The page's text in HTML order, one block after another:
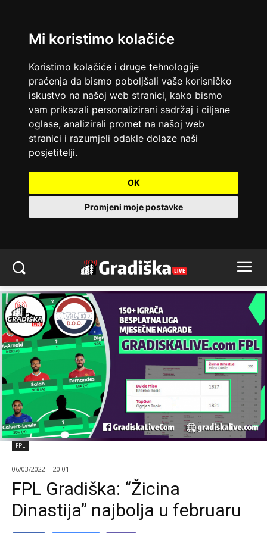
Mi koristimo kolačiće
Koristimo kolačiće i druge tehnologije
praćenja da bismo poboljšali vaše korisničko
iskustvo na našoj web stranici, kako bismo
vam prikazali personalizirani sadržaj i ciljane
oglase, analizirali promet na našoj web
stranici i razumjeli odakle dolaze naši
posjetitelji.
OK
Promjeni moje postavke
FPL
06/03/2022 | 20:01
FPL Gradiška: “Žicina
Dinastija” najbolja u februaru